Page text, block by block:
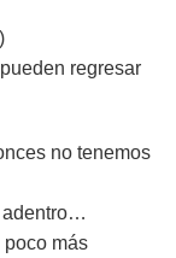
regresar
no tenemos
adentro…
poco más